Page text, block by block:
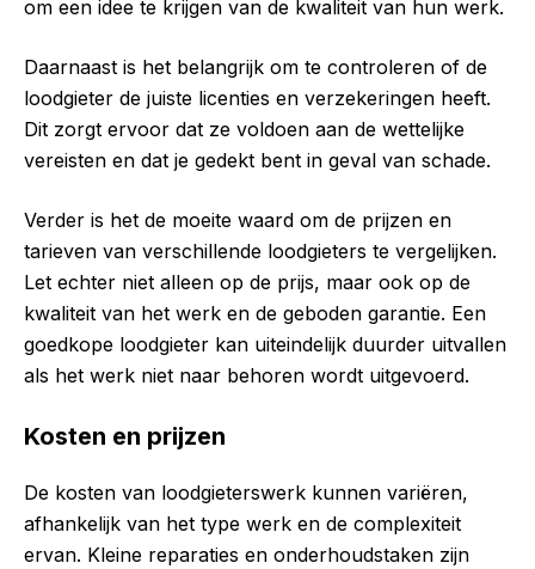
om een idee te krijgen van de kwaliteit van hun werk.
Daarnaast is het belangrijk om te controleren of de
loodgieter de juiste licenties en verzekeringen heeft.
Dit zorgt ervoor dat ze voldoen aan de wettelijke
vereisten en dat je gedekt bent in geval van schade.
Verder is het de moeite waard om de prijzen en
tarieven van verschillende loodgieters te vergelijken.
Let echter niet alleen op de prijs, maar ook op de
kwaliteit van het werk en de geboden garantie. Een
goedkope loodgieter kan uiteindelijk duurder uitvallen
als het werk niet naar behoren wordt uitgevoerd.
Kosten en prijzen
De kosten van loodgieterswerk kunnen variëren,
afhankelijk van het type werk en de complexiteit
ervan. Kleine reparaties en onderhoudstaken zijn